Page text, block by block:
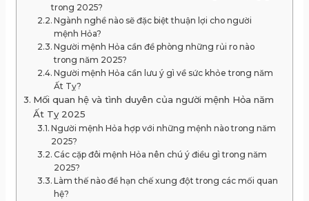
trong 2025?
Ngành nghề nào sẽ đặc biệt thuận lợi cho người
mệnh Hỏa?
Người mệnh Hỏa cần đề phòng những rủi ro nào
trong năm 2025?
Người mệnh Hỏa cần lưu ý gì về sức khỏe trong năm
Ất Tỵ?
Mối quan hệ và tình duyên của người mệnh Hỏa năm
Ất Tỵ 2025
Người mệnh Hỏa hợp với những mệnh nào trong năm
2025?
Các cặp đôi mệnh Hỏa nên chú ý điều gì trong năm
2025?
Làm thế nào để hạn chế xung đột trong các mối quan
hệ?